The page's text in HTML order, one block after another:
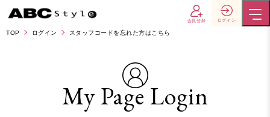
会員登録 ログイン
TOP ログイン スタッフコードを忘れた方はこちら
My Page Login